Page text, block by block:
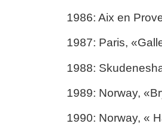
1986: Aix en
1987: Paris,
1988:
1989: Norway,
1990: Norway, «